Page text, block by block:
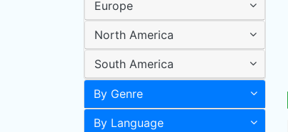
Europe
North America
South America
By Genre
By Language